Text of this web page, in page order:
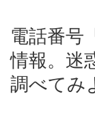
電話番号
情報。迷
調べてみ